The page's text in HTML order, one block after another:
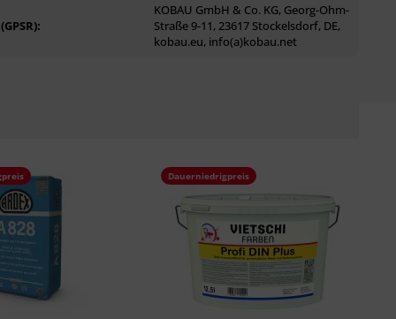
KOBAU GmbH & Co. KG, Georg-Ohm-
Straße 9-11, 23617 Stockelsdorf, DE,
kobau.eu, info(a)kobau.net
Dauerniedrigpreis